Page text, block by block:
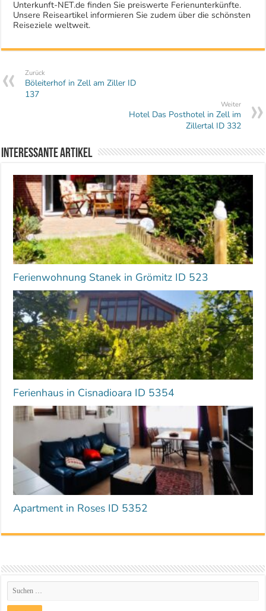
Unterkunft-NET.de finden Sie preiswerte Ferienunterkünfte.
Unsere Reiseartikel informieren Sie zudem über die schönsten
Reiseziele weltweit.
Zurück
Böleiterhof in Zell am Ziller ID
137
Weiter
Hotel Das Posthotel in Zell im
Zillertal ID 332
Interessante Artikel
Ferienwohnung Stanek in Grömitz ID 523
Ferienhaus in Cisnadioara ID 5354
Apartment in Roses ID 5352